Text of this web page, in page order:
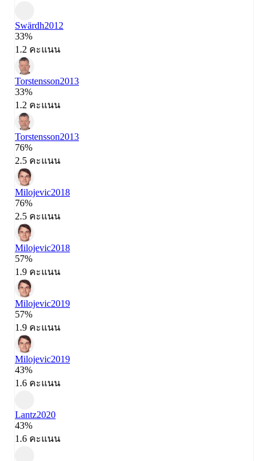
Swärdh2012
33%
1.2 คะแนน
Torstensson2013
33%
1.2 คะแนน
Torstensson2013
76%
2.5 คะแนน
Milojevic2018
76%
2.5 คะแนน
Milojevic2018
57%
1.9 คะแนน
Milojevic2019
57%
1.9 คะแนน
Milojevic2019
43%
1.6 คะแนน
Lantz2020
43%
1.6 คะแนน